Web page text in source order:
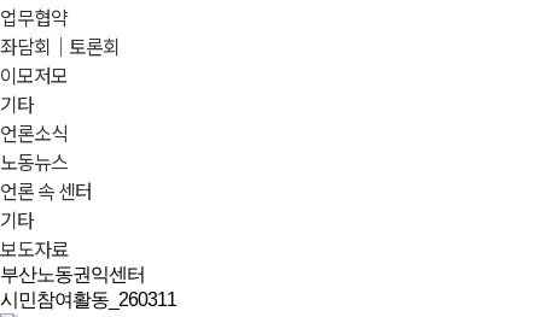
업무협약
좌담회｜토론회
이모저모
기타
언론소식
노동뉴스
언론 속 센터
기타
보도자료
부산노동권익센터
시민참여활동_260311